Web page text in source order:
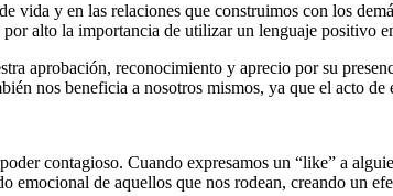
vida y en las relaciones que construimos con los
alto la importancia de utilizar un lenguaje positivo
aprobación, reconocimiento y aprecio por su
nos beneficia a nosotros mismos, ya que el acto
contagioso. Cuando expresamos un “like” a
de aquellos que nos rodean, creando un